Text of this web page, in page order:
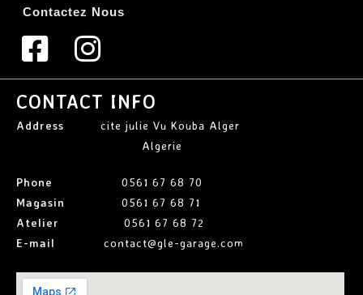
Contactez Nous
CONTACT INFO
Address cite julie Vu Kouba Alger
Algerie
Phone
0561 67 68 70
Magasin
0561 67 68 71
Atelier
0561 67 68 72
E-mail
contact@gle-garage.com